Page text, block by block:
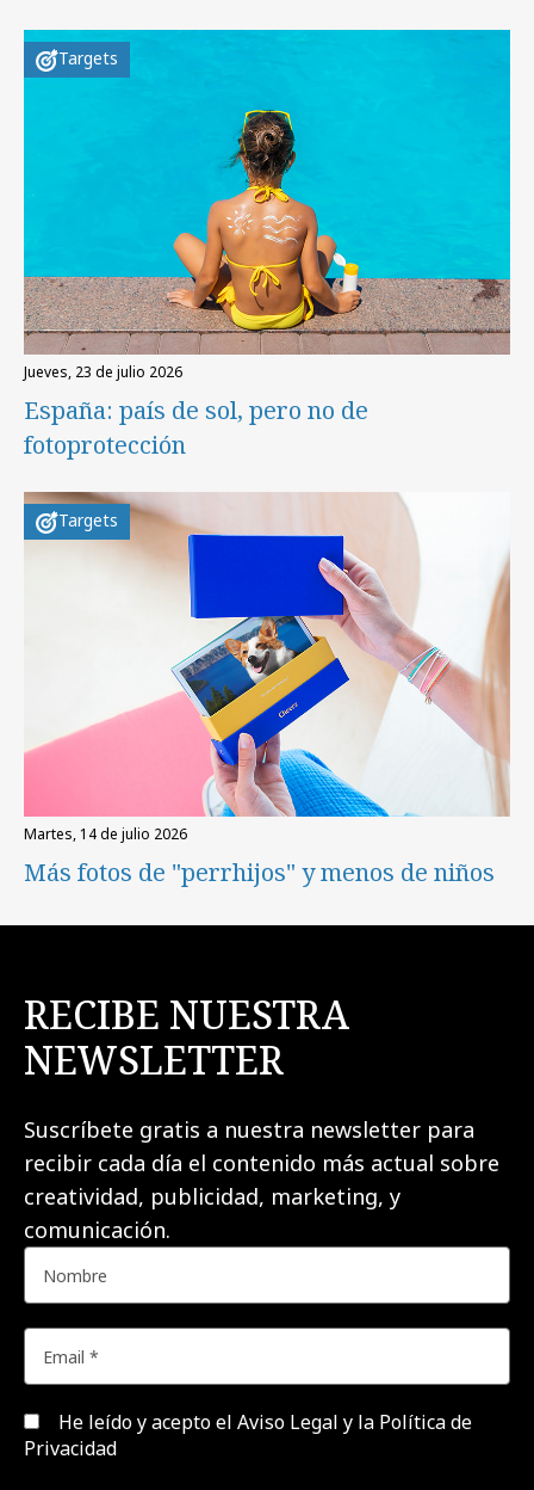
Targets
jueves, 23 de julio 2026
España: país de sol, pero no de
fotoprotección
Targets
martes, 14 de julio 2026
Más fotos de "perrhijos" y menos de niños
RECIBE NUESTRA
NEWSLETTER
Suscríbete gratis a nuestra newsletter para
recibir cada día el contenido más actual sobre
creatividad, publicidad, marketing, y
comunicación.
He leído y acepto el Aviso Legal y la Política de
Privacidad